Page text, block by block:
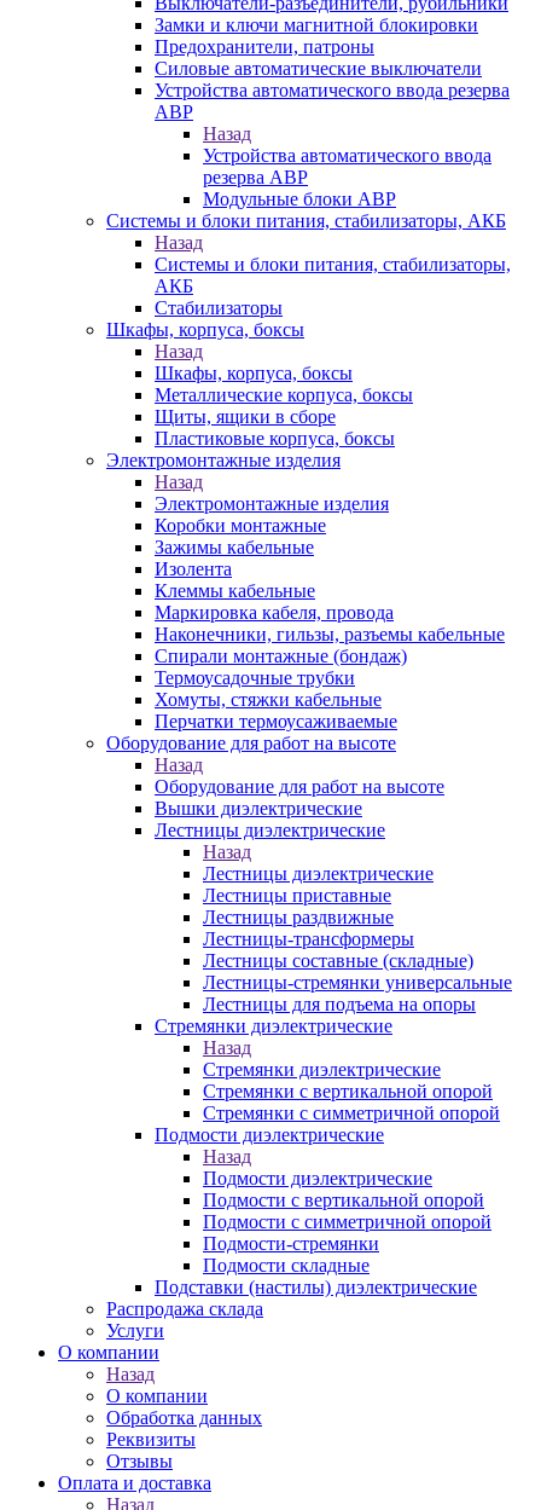
Замки и ключи магнитной блокировки
Предохранители, патроны
Силовые автоматические выключатели
Устройства автоматического ввода резерва
АВР
Назад
Устройства автоматического ввода
резерва АВР
Модульные блоки АВР
Системы и блоки питания, стабилизаторы, АКБ
Назад
Системы и блоки питания, стабилизаторы,
АКБ
Стабилизаторы
Шкафы, корпуса, боксы
Назад
Шкафы, корпуса, боксы
Металлические корпуса, боксы
Щиты, ящики в сборе
Пластиковые корпуса, боксы
Электромонтажные изделия
Назад
Электромонтажные изделия
Коробки монтажные
Зажимы кабельные
Изолента
Клеммы кабельные
Маркировка кабеля, провода
Наконечники, гильзы, разъемы кабельные
Спирали монтажные (бондаж)
Термоусадочные трубки
Хомуты, стяжки кабельные
Перчатки термоусаживаемые
Оборудование для работ на высоте
Назад
Оборудование для работ на высоте
Вышки диэлектрические
Лестницы диэлектрические
Назад
Лестницы диэлектрические
Лестницы приставные
Лестницы раздвижные
Лестницы-трансформеры
Лестницы составные (складные)
Лестницы-стремянки универсальные
Лестницы для подъема на опоры
Стремянки диэлектрические
Назад
Стремянки диэлектрические
Стремянки с вертикальной опорой
Стремянки с симметричной опорой
Подмости диэлектрические
Назад
Подмости диэлектрические
Подмости с вертикальной опорой
Подмости с симметричной опорой
Подмости-стремянки
Подмости складные
Подставки (настилы) диэлектрические
Распродажа склада
Услуги
О компании
Назад
О компании
Обработка данных
Реквизиты
Отзывы
Оплата и доставка
Назад